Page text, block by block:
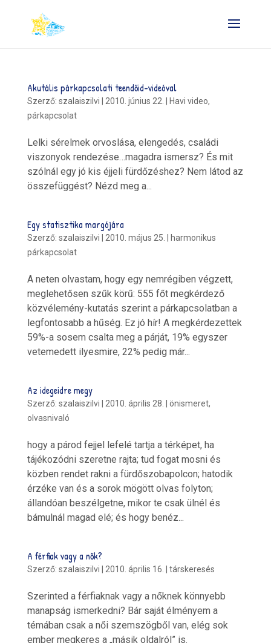
Akutális párkapcsolati teendőid-videóval
Szerző: szalaiszilvi 2010. június 22. Havi video,
párkapcsolat
Lelki sérelmek orvoslása, elengedés, családi
viszonyok rendezése…magadra ismersz? És mit
szólnál egy jó kis éjjeli fürdőzéshez? Nem látod az
összefüggést? Nézd meg a...
Egy statisztika margójára
Szerző: szalaiszilvi 2010. május 25.
harmonikus
párkapcsolat
A neten olvastam, hogy egy nemrégiben végzett,
meglehetősen szűk körű: 555 főt megkérdező
közvélemény-kutatás szerint a párkapcsolatban a
legfontosabb a hűség. Ez jó hír! A megkérdezettek
59%-a sosem csalta meg a párját, 19% egyszer
vetemedett ilyesmire, 22% pedig már...
Az idegeidre megy
Szerző: szalaiszilvi 2010. április 28. önismeret,
olvasnivaló
hogy a párod fejjel lefelé tartja a térképet, ha
tájékozódni szeretne rajta; tud fogat mosni és
közben rendet rakni a fürdőszobapolcon; hatodik
érzéke van és a sorok mögött olvas folyton;
állandóan beszélgetne, mikor te csak ülnél és
bámulnál magad elé; és hogy benéz...
A férfiak vagy a nők?
Szerző: szalaiszilvi 2010. április 16. társkeresés
Szerinted a férfiaknak vagy a nőknek könnyebb
manapság ismerkedni? Bár saját élményem a
témában csak a női szemszögből van, elég sok
ember megkeres a „másik oldalról” is.